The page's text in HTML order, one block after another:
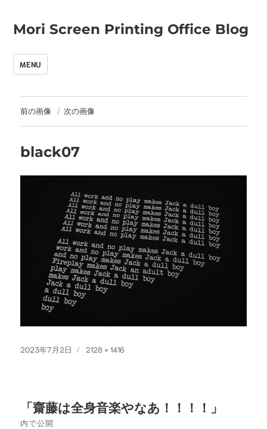
Mori Screen Printing Office Blog
MENU
前の画像 次の画像
black07
投
2023年7月2日
フ
2128 × 1416
稿
「齋藤は全身音楽やなあ！！！！」
内で公開